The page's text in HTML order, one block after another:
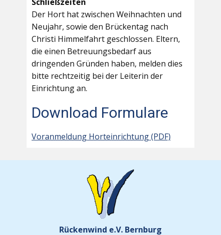
Der Hort hat zwischen Weihnachten und
Neujahr, sowie den Brückentag nach
Christi Himmelfahrt geschlossen. Eltern,
die einen Betreuungsbedarf aus
dringenden Gründen haben, melden dies
bitte rechtzeitig bei der Leiterin der
Einrichtung an.
Download Formulare
Voranmeldung Horteinrichtung (PDF)
Rückenwind e.V. Bernburg